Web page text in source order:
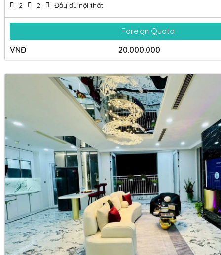
2 2 Đầy đủ nội thất
Foreign Quota
VNĐ
20.000.000